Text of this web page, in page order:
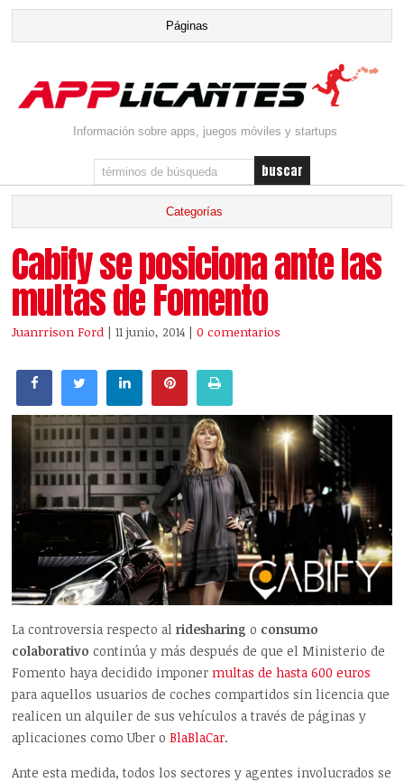
Información sobre apps, juegos móviles y startups
Cabify se posiciona ante las
multas de Fomento
Juanrrison Ford | 11 junio, 2014 |0 comentarios
La controversia respecto alridesharing o consumo
colaborativo continúa y más después de que el Ministerio de
Fomento haya decidido imponermultas de hasta 600 euros
para aquellos usuarios de coches compartidos sin licencia que
realicen un alquiler de sus vehículos a través de páginas y
aplicaciones como Uber oBlaBlaCar.
Ante esta medida, todos los sectores y agentes involucrados se